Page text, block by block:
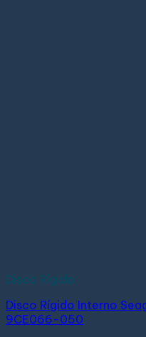
Disco Rígido
Disco Rígido Interno
9CE066-050